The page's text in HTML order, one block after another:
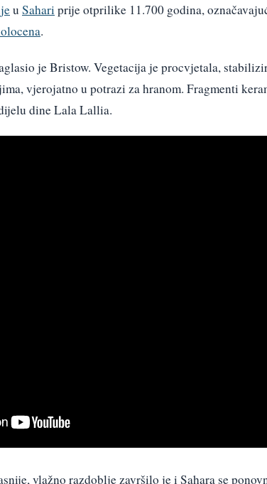
u Sahari prije otprilike 11.700 godina,
.
je Bristow. Vegetacija je procvjetala,
vjerojatno u potrazi za hranom. Fragmenti
dine Lala Lallia.
vlažno razdoblje završilo je i Sahara se